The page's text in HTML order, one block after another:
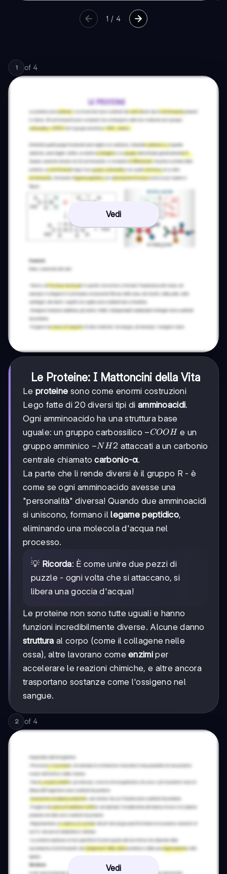
1 /4
1 of 4
Vedi
Le Proteine: I Mattoncini della Vita
Le proteine sono come enormi costruzioni
Lego fatte di 20 diversi tipi di amminoacidi.
Ogni amminoacido ha una struttura base
uguale: un gruppo carbossilico -
COOH
−COOH e un
gruppo amminico -
NH2
−N H2 attaccati a un carbonio
centrale chiamatocarbonio-α.
La parte che li rende diversi è il gruppo R - è
come se ogni amminoacido avesse una
"personalità" diversa! Quando due amminoacidi
si uniscono, formano illegame peptidico,
eliminando una molecola d'acqua nel
processo.
💡 Ricorda: È come unire due pezzi di
puzzle - ogni volta che si attaccano, si
libera una goccia d'acqua!
Le proteine non sono tutte uguali e hanno
funzioni incredibilmente diverse. Alcune danno
struttura al corpo (come il collagene nelle
ossa), altre lavorano comeenzimiper
accelerare le reazioni chimiche, e altre ancora
trasportano sostanze come l'ossigeno nel
sangue.
2 of 4
Vedi